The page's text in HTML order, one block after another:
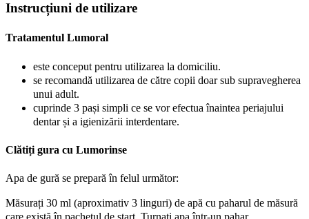
Instrucțiuni de utilizare
Tratamentul Lumoral
este conceput pentru utilizarea la domiciliu.
se recomandă utilizarea de către copii doar sub supravegherea
unui adult.
cuprinde 3 pași simpli ce se vor efectua înaintea periajului
dentar și a igienizării interdentare.
Clătiți gura cu Lumorinse
Apa de gură se prepară în felul următor:
Măsurați 30 ml (aproximativ 3 linguri) de apă cu paharul de măsură